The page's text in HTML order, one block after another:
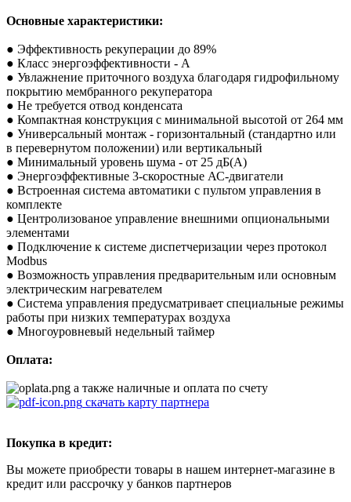
Основные характеристики:
● Эффективность рекуперации до 89%
● Класс энергоэффективности - А
● Увлажнение приточного воздуха благодаря гидрофильному
покрытию мембранного рекуператора
● Не требуется отвод конденсата
● Компактная конструкция с минимальной высотой от 264 мм
● Универсальный монтаж - горизонтальный (стандартно или
в перевернутом положении) или вертикальный
● Минимальный уровень шума - от 25 дБ(А)
● Энергоэффективные 3-скоростные АС-двигатели
● Встроенная система автоматики с пультом управления в
комплекте
● Центролизованое управление внешними опциональными
элементами
● Подключение к системе диспетчеризации через протокол
Modbus
● Возможность управления предварительным или основным
электрическим нагревателем
● Система управления предусматривает специальные режимы
работы при низких температурах воздуха
● Многоуровневый недельный таймер
Оплата:
а также наличные и оплата по счету
скачать карту партнера
Покупка в кредит:
Вы можете приобрести товары в нашем интернет-магазине в
кредит или рассрочку у банков партнеров